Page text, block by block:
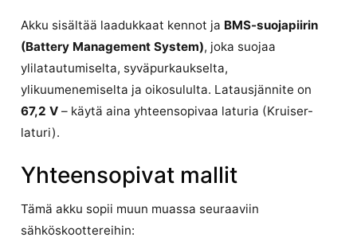
Akku sisältää laadukkaat kennot ja BMS-suojapiirin
(Battery Management System), joka suojaa
ylilatautumiselta, syväpurkaukselta,
ylikuumenemiselta ja oikosululta. Latausjännite on
67,2 V – käytä aina yhteensopivaa laturia (Kruiser-
laturi).
Yhteensopivat mallit
Tämä akku sopii muun muassa seuraaviin
sähköskoottereihin: